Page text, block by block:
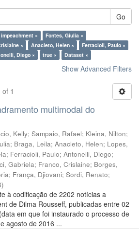
Go
×
Fontes, Giulia ×
× Anacleto, Helen ×
Ferracioli, Paulo ×
Diego × true × Dataset ×
Show Advanced Filters
1
multimodal do
Kelly; Sampaio, Rafael; Kleina, Nilton;
; Braga, Leila; Anacleto, Helen; Lopes,
; Ferracioli, Paulo; Antonelli, Diego;
Gabriela; Franco, Crislaine; Borges,
; França, Djiovani; Sordi, Renato;
)
à codificação de 2202 notícias a
de Dilma Rousseff, publicadas entre 02
em que foi instaurado o processo de
agosto de 2016 ...